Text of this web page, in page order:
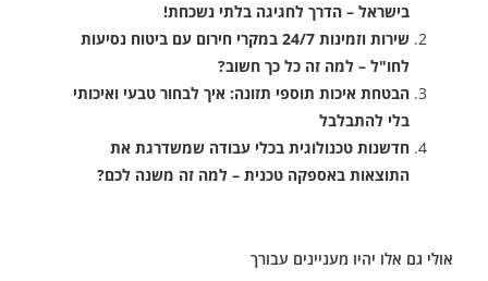
בישראל – הדרך לחגיגה בלתי נשכחת!
שירות וזמינות 24/7 במקרי חירום עם ביטוח נסיעות
לחו"ל – למה זה כל כך חשוב?
הבטחת איכות תוספי תזונה: איך לבחור טבעי ואיכותי
בלי להתבלבל
חדשנות טכנולוגית בכלי עבודה שמשדרגת את
התוצאות באספקה טכנית – למה זה משנה לכם?
אולי גם אלו יהיו מעניינים עבורך